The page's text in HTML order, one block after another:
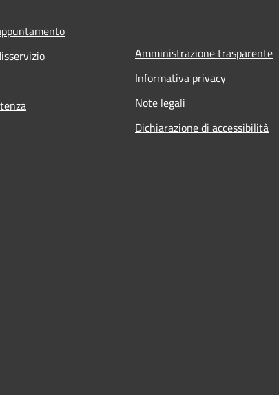
Amministrazione trasparente
Informativa privacy
Note legali
Dichiarazione di accessibilità